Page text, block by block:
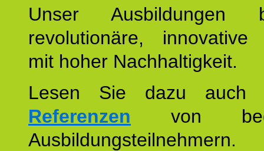
Unser Ausbildungen
revolutionäre, innovative
mit hoher Nachhaltigkeit.
Lesen Sie dazu
Referenzen von
Ausbildungsteilnehmern.